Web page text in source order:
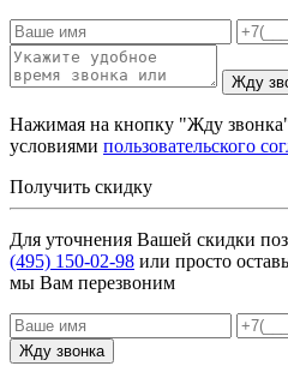
Жду
Нажимая на кнопку "Жду
условиями пользовательского
Получить скидку
Для уточнения Вашей скидки
(495) 150-02-98 или просто
мы Вам перезвоним
Жду звонка